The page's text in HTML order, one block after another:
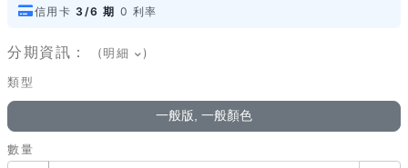
信用卡 3/6 期 0 利率
分期資訊： (明細 )
類型
一般版, 一般顏色
數量